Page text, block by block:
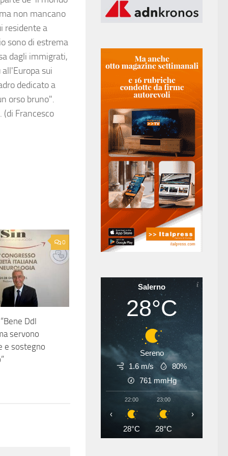
non mancano
residente a
sono di estrema
dagli immigrati,
sui
dedicato a
orso bruno".
Francesco
0
Ddl
servono
e sostegno
Salerno
28°C
Sereno
1.6 m/s
80%
761 mmHg
22:00
28°C
23:00
28°C
‹ ›